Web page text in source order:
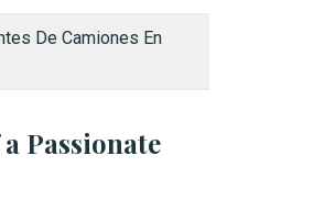
De Camiones En
Passionate